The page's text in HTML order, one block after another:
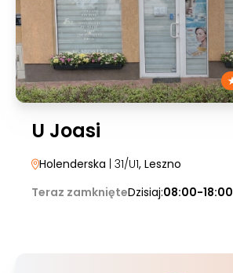
U Joasi
Holenderska | 31/U1, Leszno
Teraz zamknięteDzisiaj:08:00-18:00